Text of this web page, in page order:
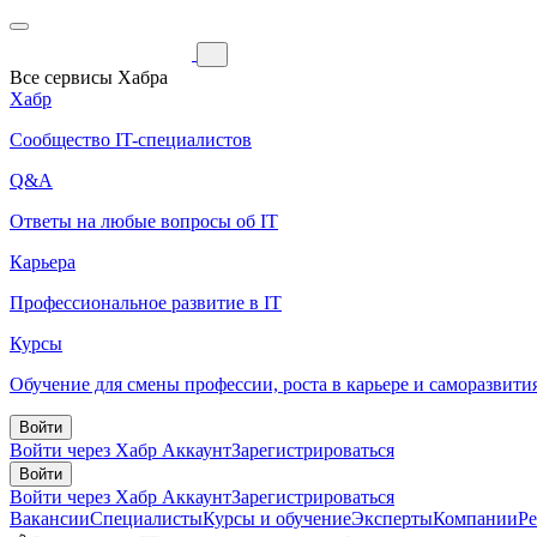
Все сервисы Хабра
Хабр
Сообщество IT-специалистов
Q&A
Ответы на любые вопросы об IT
Карьера
Профессиональное развитие в IT
Курсы
Обучение для смены профессии, роста в карьере и
Войти
Войти через Хабр АккаунтЗарегистрироваться
Войти
Войти через Хабр АккаунтЗарегистрироваться
ВакансииСпециалистыКурсы и обучениеЭкспертыКомпании